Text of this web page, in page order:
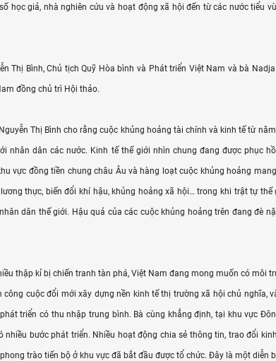
học giả, nhà nghiên cứu và hoạt động xã hội đến từ các nước tiểu
Thị Bình, Chủ tịch Quỹ Hòa bình và Phát triển Việt Nam và bà
đồng chủ trì Hội thảo.
Thị Bình cho rằng cuộc khủng hoảng tài chính và kinh tế từ
nhân dân các nước. Kinh tế thế giới nhìn chung đang được phục
vực đồng tiền chung châu Âu và hàng loạt cuộc khủng hoảng
thực, biến đổi khí hậu, khủng hoảng xã hội… trong khi trật tự
dân thế giới. Hậu quả của các cuộc khủng hoảng trên đang đè
thập kỉ bị chiến tranh tàn phá, Việt Nam đang mong muốn có môi
cuộc đổi mới xây dựng nền kinh tế thị trường xã hội chủ nghĩa,
triển có thu nhập trung bình. Bà cùng khẳng định, tại khu vực
nhiều bước phát triển. Nhiều hoạt động chia sẻ thông tin, trao đổi
trào tiến bộ ở khu vực đã bắt đầu được tổ chức. Đây là một diễn